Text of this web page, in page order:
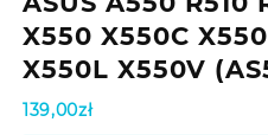
X550 X550C
X550L X550V
139,00zł